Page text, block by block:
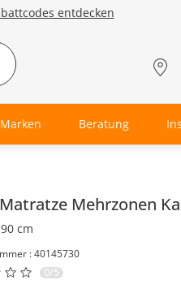
entdecken
Marken Beratung
Seitenleiste überspringen -
Matratze Mehrzonen
cm
: 40145730
0/5